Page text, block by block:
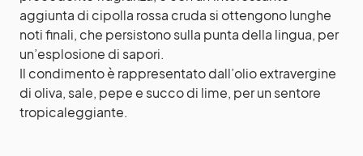
aggiunta di cipolla rossa cruda si ottengono lunghe
noti finali, che persistono sulla punta della lingua, per
un’esplosione di sapori.
Il condimento è rappresentato dall’olio extravergine
di oliva, sale, pepe e succo di lime, per un sentore
tropicaleggiante.